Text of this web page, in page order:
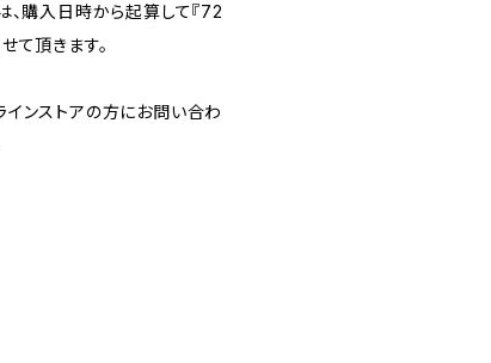
、購入日時から起算して『72
て頂きます。
ンストアの方にお問い合わ